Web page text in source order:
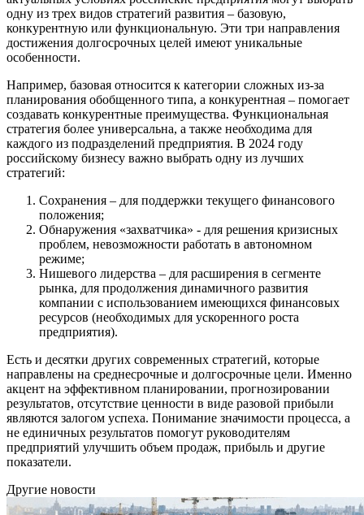
одну из трех видов стратегий развития – базовую,
конкурентную или функциональную. Эти три направления
достижения долгосрочных целей имеют уникальные
особенности.
Например, базовая относится к категории сложных из-за
планирования обобщенного типа, а конкурентная – помогает
создавать конкурентные преимущества. Функциональная
стратегия более универсальна, а также необходима для
каждого из подразделений предприятия. В 2024 году
российскому бизнесу важно выбрать одну из лучших
стратегий:
Сохранения – для поддержки текущего финансового
положения;
Обнаружения «захватчика» - для решения кризисных
проблем, невозможности работать в автономном
режиме;
Нишевого лидерства – для расширения в сегменте
рынка, для продолжения динамичного развития
компании с использованием имеющихся финансовых
ресурсов (необходимых для ускоренного роста
предприятия).
Есть и десятки других современных стратегий, которые
направлены на среднесрочные и долгосрочные цели. Именно
акцент на эффективном планировании, прогнозировании
результатов, отсутствие ценности в виде разовой прибыли
являются залогом успеха. Понимание значимости процесса, а
не единичных результатов помогут руководителям
предприятий улучшить объем продаж, прибыль и другие
показатели.
Другие новости